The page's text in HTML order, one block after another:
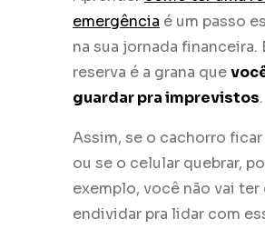
emergência é um passo
na sua jornada financeira.
reserva é a grana que
guardar pra imprevistos.
Assim, se o cachorro
ou se o celular quebrar,
exemplo, você não vai ter
endividar pra lidar com